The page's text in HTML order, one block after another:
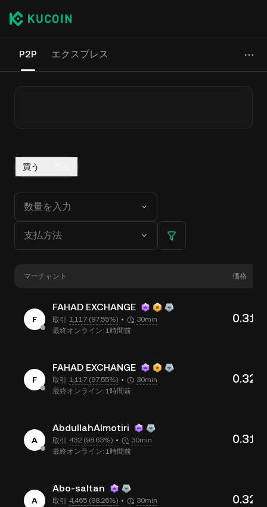
P2P エクスプレス
買う
マーチャント 価格
F
FAHAD EXCHANGE
取引 1,117 (97.55%)
30min
最終オンライン: 1時間前
0.314
F
FAHAD EXCHANGE
取引 1,117 (97.55%)
30min
最終オンライン: 1時間前
0.325
A
AbdullahAlmotiri
取引 432 (98.63%)
30min
最終オンライン: 1時間前
0.311
A
Abo-saltan
取引 4,465 (98.26%)
30min
0.325